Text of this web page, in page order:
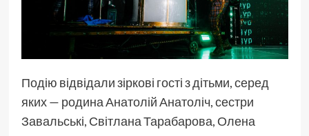
Подію відвідали зіркові гості з дітьми, серед
яких — родина Анатолій Анатоліч, сестри
Завальські, Світлана Тарабарова, Олена